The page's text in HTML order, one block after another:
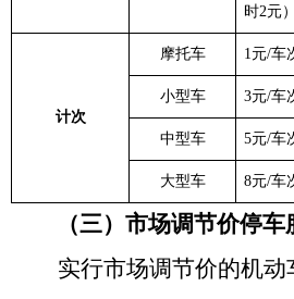
时2元）
计次
摩托车 1元/车
小型车 3元/车
中型车 5元/车
大型车 8元/车
（三）市场调节价停
实行市场调节价的机动